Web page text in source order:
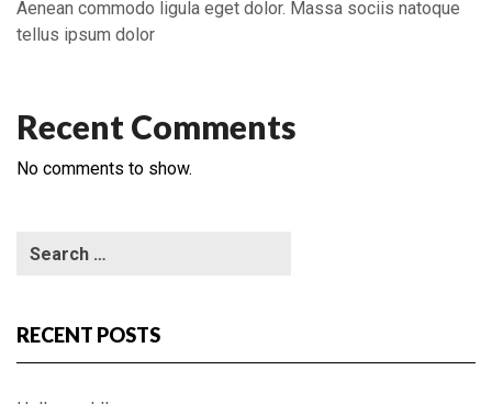
Aenean commodo ligula eget dolor. Massa sociis natoque
tellus ipsum dolor
Recent Comments
No comments to show.
RECENT POSTS